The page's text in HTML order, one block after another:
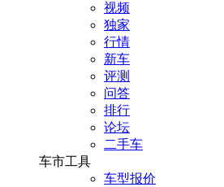
视频
独家
行情
新车
评测
问答
排行
论坛
二手车
车市工具
车型报价